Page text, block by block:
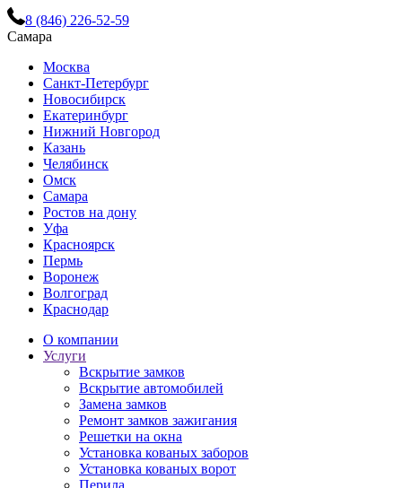
8 (846) 226-52-59
Самара
Москва
Санкт-Петербург
Новосибирск
Екатеринбург
Нижний Новгород
Казань
Челябинск
Омск
Самара
Ростов на дону
Уфа
Красноярск
Пермь
Воронеж
Волгоград
Краснодар
О компании
Услуги
Вскрытие замков
Вскрытие автомобилей
Замена замков
Ремонт замков зажигания
Решетки на окна
Установка кованых заборов
Установка кованых ворот
Перила